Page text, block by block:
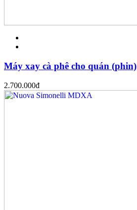
Máy xay cà phê cho quán (phin)
2.700.000đ